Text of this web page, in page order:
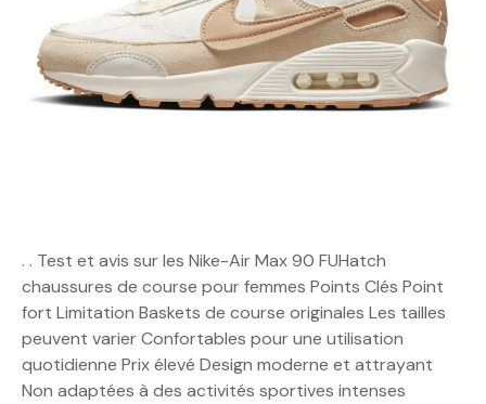
. . Test et avis sur les Nike-Air Max 90 FUHatch
chaussures de course pour femmes Points Clés Point
fort Limitation Baskets de course originales Les tailles
peuvent varier Confortables pour une utilisation
quotidienne Prix élevé Design moderne et attrayant
Non adaptées à des activités sportives intenses